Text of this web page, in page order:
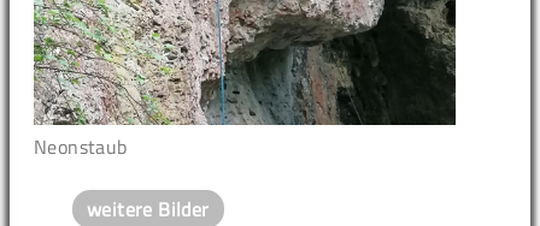
Neonstaub
weitere Bilder